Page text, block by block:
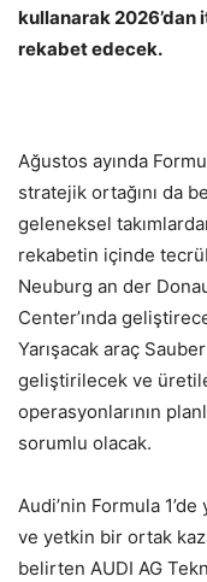
kullanarak 2026’dan
rekabet edecek.
Ağustos ayında
stratejik ortağını da
geleneksel
rekabetin içinde
Neuburg an der
Center’ında
Yarışacak araç
geliştirilecek ve
operasyonlarının
sorumlu olacak.
Audi’nin Formula
ve yetkin bir ortak
belirten AUDI AG